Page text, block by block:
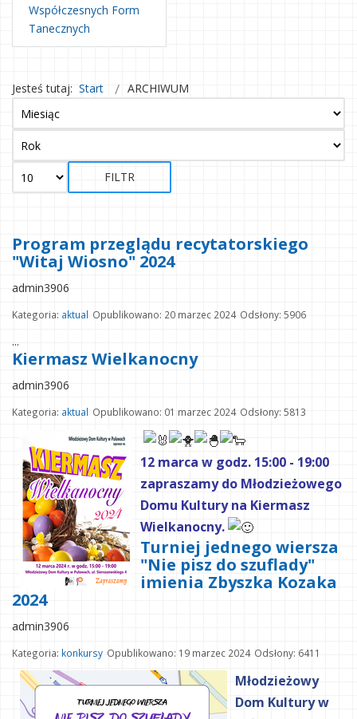
Współczesnych Form
Tanecznych
Jesteś tutaj: Start ARCHIWUM
FILTR
Program przeglądu recytatorskiego
"Witaj Wiosno" 2024
admin3906
Kategoria: aktual Opublikowano: 20 marzec 2024 Odsłony: 5906
...
Kiermasz Wielkanocny
admin3906
Kategoria: aktual Opublikowano: 01 marzec 2024 Odsłony: 5813
12 marca w godz. 15:00 - 19:00
zapraszamy do Młodzieżowego
Domu Kultury na Kiermasz
Wielkanocny.
Turniej jednego wiersza
"Nie pisz do szuflady"
imienia Zbyszka Kozaka
2024
admin3906
Kategoria: konkursy Opublikowano: 19 marzec 2024 Odsłony: 6411
Młodzieżowy
Dom Kultury w